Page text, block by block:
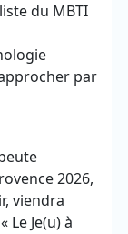
du MBTI
par
2026,
viendra
Le Je(u) à